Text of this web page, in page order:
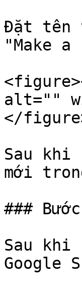
Đặt tên
"Make a
alt=""
</
Sau khi
mới
###
Sau
Google